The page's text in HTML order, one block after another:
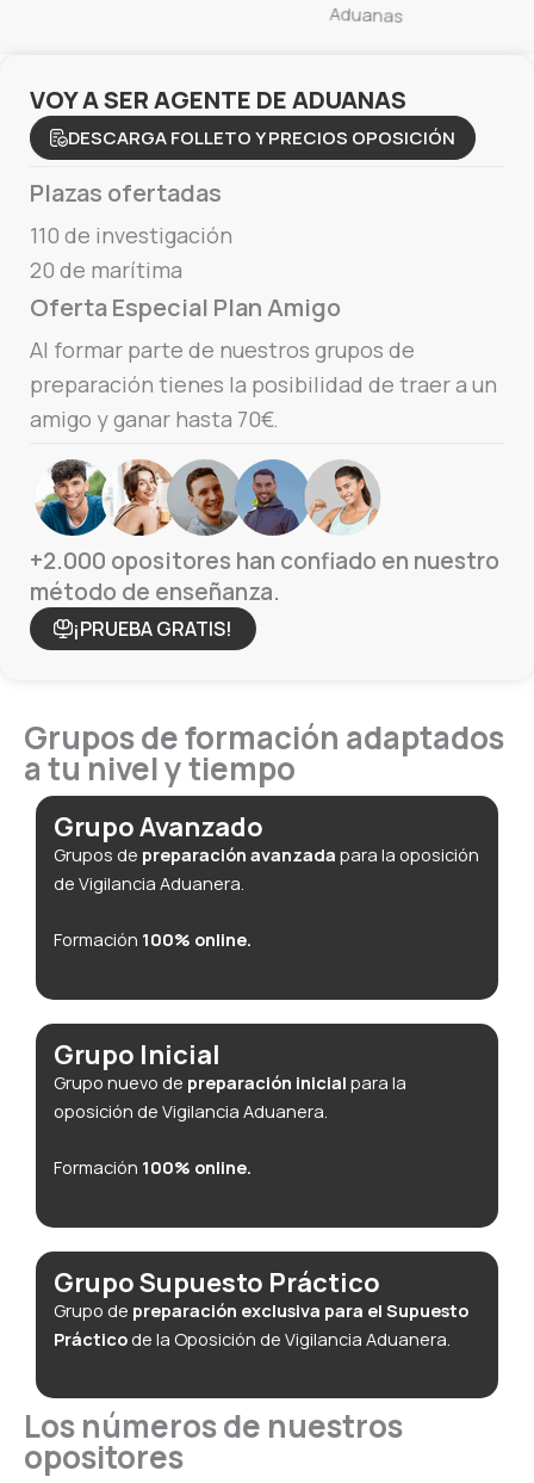
Grupos de formación adaptados
a tu nivel y tiempo
Grupo Avanzado
Grupos de preparación avanzada para la oposición
de Vigilancia Aduanera.
Formación 100% online.
Grupo Inicial
Grupo nuevo de preparación inicial para la
oposición de Vigilancia Aduanera.
Formación 100% online.
Grupo Supuesto Práctico
Grupo de preparación exclusiva para el Supuesto
Práctico de la Oposición de Vigilancia Aduanera.
Los números de nuestros
opositores
VOY A SER AGENTE DE ADUANAS
DESCARGA FOLLETO Y PRECIOS OPOSICIÓN
Plazas ofertadas
110 de investigación
20 de marítima
Oferta Especial Plan Amigo
Al formar parte de nuestros grupos de
preparación tienes la posibilidad de traer a un
amigo y ganar hasta 70€.
+2.000 opositores han confiado en nuestro
método de enseñanza.
¡PRUEBA GRATIS!